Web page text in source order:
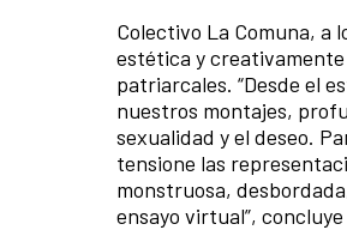
Colectivo La Comuna, a
estética y
patriarcales. “Desde el
nuestros montajes,
sexualidad y el deseo.
tensione las
monstruosa,
ensayo virtual”,